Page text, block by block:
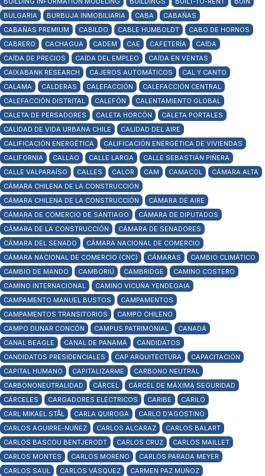
BULGARIA
BURBUJA INMOBILIARIA CABA
CABAÑAS
CABAÑAS PREMIUM
CABILDO CABLE HUMBOLDT
CABO DE HORNOS
CABRERO
CACHAGUA CADEM CAE CAFETERÍA
CAÍDA
CAÍDA DE PRECIOS
CAÍDA DEL EMPLEO
CAÍDA EN VENTAS
CAIXABANK RESEARCH
CAJEROS AUTOMÁTICOS
CAL Y CANTO
CALAMA
CALDERAS CALEFACCIÓN
CALEFACCIÓN CENTRAL
CALEFACCIÓN DISTRITAL
CALEFÓN
CALENTAMIENTO GLOBAL
CALETA DE PERSADORES
CALETA HORCÓN
CALETA PORTALES
CALIDAD DE VIDA URBANA CHILE
CALIDAD DEL AIRE
CALIFICACIÓN ENERGÉTICA
CALIFICACIÓN ENERGÉTICA DE VIVIENDAS
CALIFORNIA
CALLAO CALLE LARGA
CALLE SEBASTIÁN PIÑERA
CALLE VALPARAÍSO
CALLES CALOR CAM CAMACOL
CÁMARA ALTA
CÁMARA CHILENA DE LA CONSTRUCCIÓN
CÁMARA CHILENA DE LA CONSTRUCCIÓN
CÁMARA DE AIRE
CÁMARA DE COMERCIO DE SANTIAGO
CÁMARA DE DIPUTADOS
CÁMARA DE LA CONSTRUCCIÓN
CÁMARA DE SENADORES
CÁMARA DEL SENADO
CÁMARA NACIONAL DE COMERCIO
CÁMARA NACIONAL DE COMERCIO (CNC)
CÁMARAS
CAMBIO CLIMÁTICO
CAMBIO DE MANDO
CAMBORIÚ CAMBRIDGE
CAMINO COSTERO
CAMINO INTERNACIONAL
CAMINO VICUÑA YENDEGAIA
CAMPAMENTO MANUEL BUSTOS
CAMPAMENTOS
CAMPAMENTOS TRANSITORIOS
CAMPO CHILENO
CAMPO DUNAR CONCÓN
CAMPUS PATRIMONIAL
CANADÁ
CANAL BEAGLE
CANAL DE PANAMÁ
CANDIDATOS
CANDIDATOS PRESIDENCIALES
CAP ARQUITECTURA
CAPACITACIÓN
CAPITAL HUMANO
CAPITALIZARME
CARBONO NEUTRAL
CARBONONEUTRALIDAD
CÁRCEL
CÁRCEL DE MÁXIMA SEGURIDAD
CÁRCELES
CARGADORES ELÉCTRICOS CARIBE
CARILÓ
CARL MIKAEL STÅL
CARLA QUIROGA
CARLO D'AGOSTINO
CARLOS AGUIRRE-NUÑEZ
CARLOS ALCARAZ
CARLOS BALART
CARLOS BASCOU BENTJERODT
CARLOS CRUZ
CARLOS MAILLET
CARLOS MONTES
CARLOS MORENO
CARLOS PARADA MEYER
CARLOS SAUL
CARLOS VÁSQUEZ
CARMEN PAZ MUÑOZ